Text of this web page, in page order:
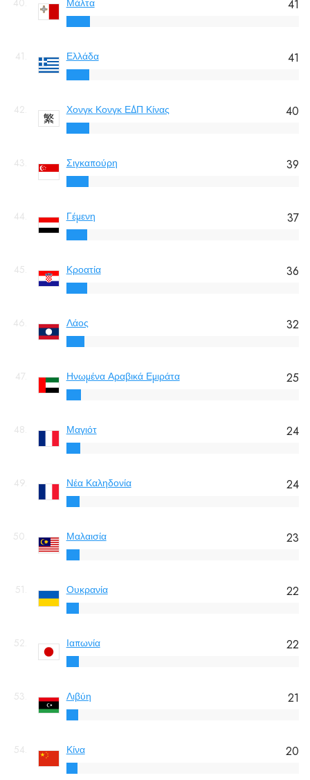
40. Μάλτα 41
41. Ελλάδα 41
42. Χονγκ Κονγκ ΕΔΠ Κίνας 40
43. Σιγκαπούρη 39
44. Γέμενη 37
45. Κροατία 36
46. Λάος 32
47. Ηνωμένα Αραβικά Εμιράτα 25
48. Μαγιότ 24
49. Νέα Καληδονία 24
50. Μαλαισία 23
51. Ουκρανία 22
52. Ιαπωνία 22
53. Λιβύη 21
54. Κίνα 20